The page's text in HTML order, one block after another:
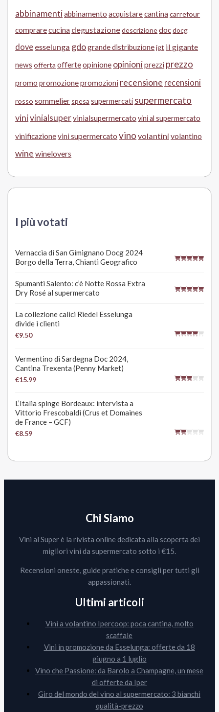
abbinamentiabbinamento acquistarecantina carrefour
comprarecucina degustazionedescrizionedocdocg
dove esselunga gdogrande distribuzioneigt il gigante
news offerta offerteopinione opinioniprezzi prezzo
promo promozionepromozioni recensione recensioni
rosso sommelier spesa supermercati supermercato
vinivinialsupervinialsupermercato vini al supermercato
vinificazionevini supermercato vino volantini volantino
wine winelovers
I più votati
Vernaccia di San Gimignano Docg 2024
Borgo della Terra, Chianti Geografico
Spumanti Salento: c’è Notte Rossa Extra
Dry Rosé al supermercato
La collezione calici Riedel Esselunga
divide i clienti
€9.50
Vermentino di Sardegna Doc 2024,
Cantina Trexenta (Penny Market)
€15.99
L’Italia spinge Bordeaux: intervista a
Vittorio Frescobaldi (Crus et Domaines
de France – GCF)
€8.59
Chi Siamo
Vini al Super è la rivista online dedicata alla scoperta dei
migliori vini da supermercato sotto i €15.
Recensioni oneste, guide pratiche e consigli per tutti gli
appassionati.
Ultimi articoli
Vini a volantino Ipercoop: poca cantina, molto
scaffale
Vini in promozione da Esselunga: offerte da 18
giugno a 1 luglio
Vino che Passione: da Barolo a Champagne, un mese
di offerte da Iper
Giro del mondo del vino al supermercato: 3 bianchi
qualità-prezzo